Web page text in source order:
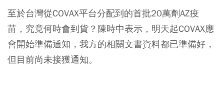
至於台灣從COVAX平台分配到的首批20萬劑AZ疫
苗，究竟何時會到貨？陳時中表示，明天起COVAX應
會開始準備通知，我方的相關文書資料都已準備好，
但目前尚未接獲通知。